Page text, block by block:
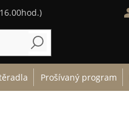
Prošívaný program